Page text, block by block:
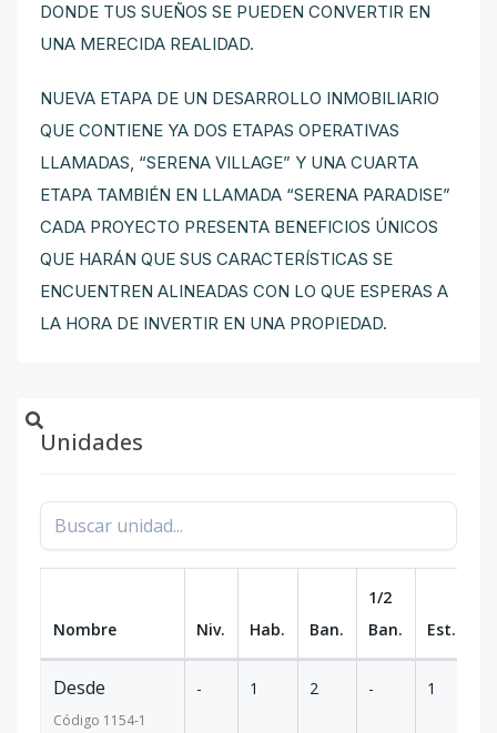
DONDE TUS SUEÑOS SE PUEDEN CONVERTIR EN
UNA MERECIDA REALIDAD.
NUEVA ETAPA DE UN DESARROLLO INMOBILIARIO
QUE CONTIENE YA DOS ETAPAS OPERATIVAS
LLAMADAS, “SERENA VILLAGE” Y UNA CUARTA
ETAPA TAMBIÉN EN LLAMADA “SERENA PARADISE”
CADA PROYECTO PRESENTA BENEFICIOS ÚNICOS
QUE HARÁN QUE SUS CARACTERÍSTICAS SE
ENCUENTREN ALINEADAS CON LO QUE ESPERAS A
LA HORA DE INVERTIR EN UNA PROPIEDAD.
Unidades
Nombre Niv. Hab. Ban.
1/2
Ban.
Est.
Desde
Código 1154-1
- 1 2 - 1